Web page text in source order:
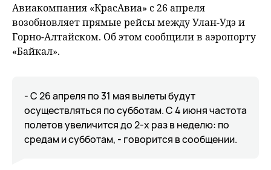
Авиакомпания «КрасАвиа» с 26 апреля
возобновляет прямые рейсы между Улан-Удэ и
Горно-Алтайском. Об этом сообщили в аэропорту
«Байкал».
- С 26 апреля по 31 мая вылеты будут
осуществляться по субботам. С 4 июня частота
полетов увеличится до 2-х раз в неделю: по
средам и субботам, - говорится в сообщении.